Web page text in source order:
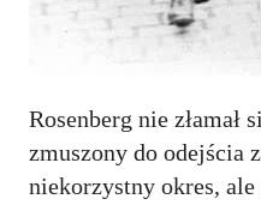
Rosenberg nie
zmuszony do odejścia
niekorzystny okres,